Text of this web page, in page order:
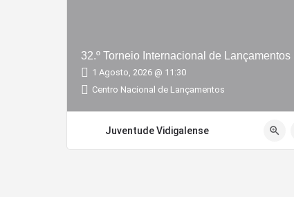
32.º Torneio Internacional de Lançamentos
1 Agosto, 2026 @ 11:30
Centro Nacional de Lançamentos
Juventude Vidigalense